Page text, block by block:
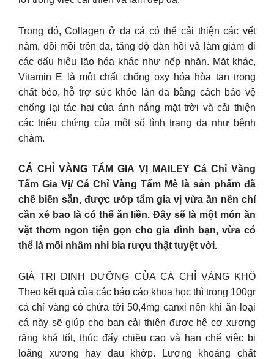
Trong đó, Collagen ở da cá có thể cải thiện các vết
nám, đồi mồi trên da, tăng độ đàn hồi và làm giảm đi
các dấu hiệu lão hóa khác như nếp nhăn. Mặt khác,
Vitamin E là một chất chống oxy hóa hòa tan trong
chất béo, hỗ trợ sức khỏe làn da bằng cách bảo vệ
chống lại tác hại của ánh nắng mặt trời và cải thiện
các triệu chứng của một số tình trạng da như bệnh
chàm.
CÁ CHỈ VÀNG TẨM GIA VỊ MAILEY Cá Chỉ Vàng
Tẩm Gia Vị/ Cá Chỉ Vàng Tẩm Mè là sản phẩm đã
chế biến sẵn, được ướp tẩm gia vị vừa ăn nên chỉ
cần xé bao là có thể ăn liền. Đây sẽ là một món ăn
vặt thơm ngon tiện gọn cho gia đình bạn, vừa có
thể là mồi nhâm nhi bia rượu thật tuyệt vời.
GIÁ TRỊ DINH DƯỠNG CỦA CÁ CHỈ VÀNG KHÔ
Theo kết quả của các báo cáo khoa học thì trong 100gr
cá chỉ vàng có chứa tới 50,4mg canxi nên khi ăn loại
cá này sẽ giúp cho bạn cải thiện được hệ cơ xương
răng khá tốt, thúc đẩy chiều cao và hạn chế việc bị
loãng xương hay đau khớp. Lượng khoáng chất